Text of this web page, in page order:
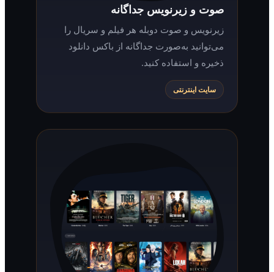
صوت و زیرنویس جداگانه
زیرنویس و صوت دوبله هر فیلم و سریال را
می‌توانید به‌صورت جداگانه از باکس دانلود
ذخیره و استفاده کنید.
سایت اینترنتی